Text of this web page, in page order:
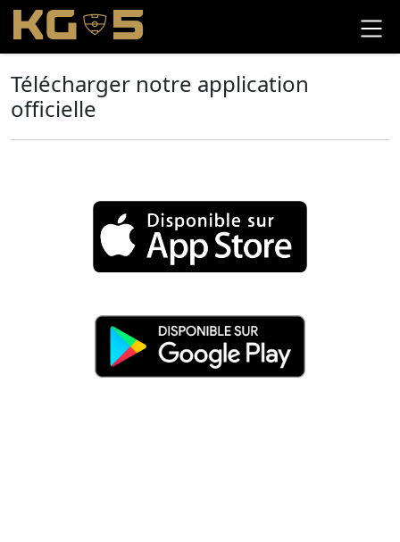
Télécharger notre application
officielle